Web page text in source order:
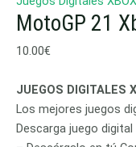
MotoGP 21
10.00€
JUEGOS DIGITALES
Los mejores juegos
Descarga juego digital